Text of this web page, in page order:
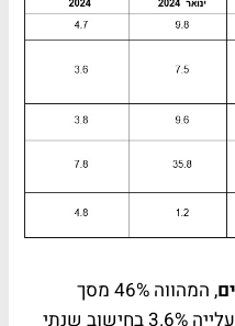
, המהווה 46% מסך
הרכישות בשנת 2023, נרשמה עלייה 3.6% בחישוב שנתי